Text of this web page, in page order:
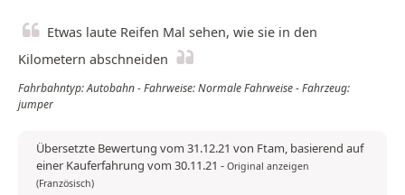
Etwas laute Reifen Mal sehen, wie sie in den
Kilometern abschneiden
Fahrbahntyp: Autobahn - Fahrweise: Normale Fahrweise - Fahrzeug:
jumper
Übersetzte Bewertung vom 31.12.21 von Ftam, basierend auf
einer Kauferfahrung vom 30.11.21 - Original anzeigen
(Französisch)